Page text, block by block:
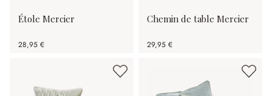
Étole Mercier
28,95 €
Chemin de table Mercier
29,95 €